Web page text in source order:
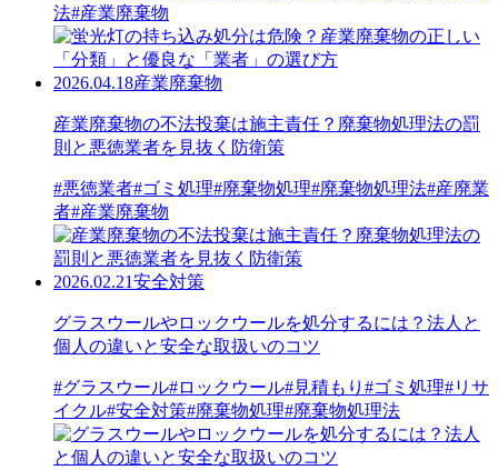
法#産業廃棄物
2026.04.18産業廃棄物
産業廃棄物の不法投棄は施主責任？廃棄物処理法の罰
則と悪徳業者を見抜く防衛策
#悪徳業者#ゴミ処理#廃棄物処理#廃棄物処理法#産廃業
者#産業廃棄物
2026.02.21安全対策
グラスウールやロックウールを処分するには？法人と
個人の違いと安全な取扱いのコツ
#グラスウール#ロックウール#見積もり #ゴミ処理#リサ
イクル#安全対策#廃棄物処理#廃棄物処理法